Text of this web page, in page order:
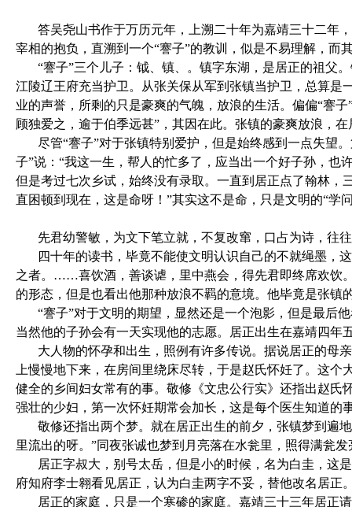
答吴尧山书作于万历元年，上溯二十年为嘉靖三十二年
宰相的抱负，直溯到一个“謇子”的教训，似是不易理解，
“謇子”三个儿子：钺、镇、。镇字东湖，是居正的祖父
江陵辽王府充当护卫。从张关保从军到张镇当护卫，总算
业的声誉，所剩的只是豪爽的气魄，放浪的生活。偏偏“謇
顾独爱之，逾于伯季远甚”，其因在此。张镇的豪爽放浪，
尽管“謇子”对于张镇特别爱护，但是始终感到一点失望
子”说：“我这一生，帮人的忙多了，应当出一个好子孙，
但是考过七次乡试，始终没有录取。一直到居正点了翰林
直困顿到现在，这是命呀！”其实这不是命，只是文明的“学
先君幼警敏，为文下笔立就，不复改窜，口占为诗，往
四十年的读书，毕竟不能使文明认识自己的不就绳墨，
之者。……喜饮酒，善谈谑，里中燕会，得先君即终席欢饮
的形态，但是也看出他那种放浪不羁的意境。他毕竟是张镇
“謇子”对于文明的期望，显然还是一个泡影，但是最后
当然他的子孙会有一天实现他的志愿。居正出生在嘉靖四
大人物的怀孕和出生，照例有许多传说。据说居正的母
上慢慢地下来，在房间里绕床尽转，于是赵氏怀妊了。这
健全的乡间妇女常有的事。敬修《文忠公行实》还指出赵
强壮的少妇，第一次怀妊期常会加长，这是每个医生知道的
敬修还指出两个梦。就在居正出生的前夕，张镇梦到遍
里流出的呀。”同夜张诚也梦到月亮落在水瓮里，照得满瓮
居正字叔大，别号太岳，但是小的时候，名为白圭，这
府知府李士翱看见居正，认为白圭两字不妥，替他改名居正
居正的家庭，只是一个寒碜的家庭。嘉靖三十三年居正